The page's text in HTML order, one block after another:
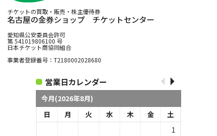
チケットの買取・販売・株主優待券
名古屋の金券ショップ チケットセンター
愛知県公安委員会許可
第 541019806100 号
日本チケット商協同組合
事業者登録番号：T2180002028680
営業日カレンダー
今月(2026年8月)
日
月 火 水 木 金
土
1